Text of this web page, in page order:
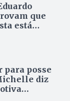
que
está
para posse
diz